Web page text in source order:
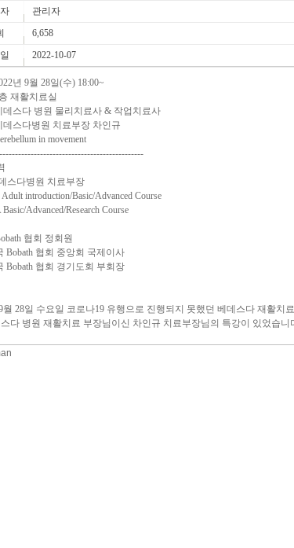
관리자
6,658
2022-10-07
년 9월 28일(수) 18:00~
재활치료실
데스다 병원 물리치료사 & 작업치료사
데스다병원 치료부장 차인규
in movement
스다병원 치료부장
introduction/Basic/Advanced Course
Advanced/Research Course
협회 정회원
Bobath 협회 중앙회 국제이사
Bobath 협회 경기도회 부회장
월 28일 수요일 코로나19 유행으로 진행되지 못했던 베데스다 재활치
다 병원 재활치료 부장님이신 차인규 치료부장님의 특강이 있었습니